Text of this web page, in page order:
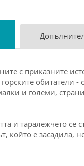
с приказните
горските обитатели
и големи,
и таралежчето
който е засадила,